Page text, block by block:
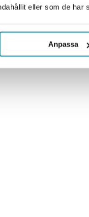
eller som de
Anpassa